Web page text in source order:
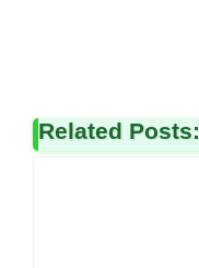
Related Posts: